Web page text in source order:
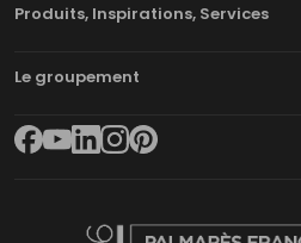
Produits, Inspirations, Services
Le groupement